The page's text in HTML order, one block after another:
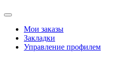
Мои заказы
Закладки
Управление профилем